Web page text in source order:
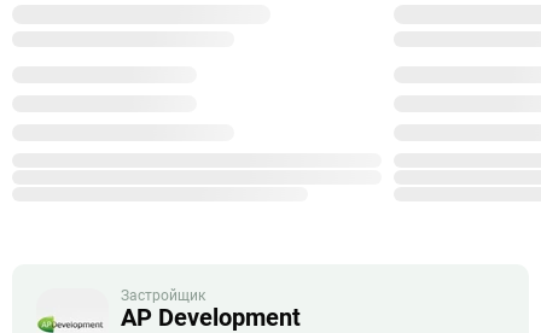
Застройщик
AP Development